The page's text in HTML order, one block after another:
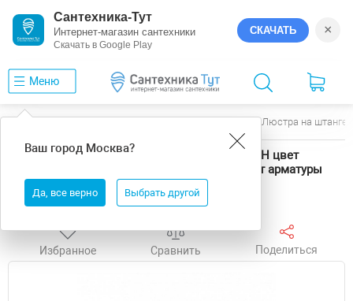
Сантехника-Тут
Интернет-магазин сантехники
Скачать в Google Play
СКАЧАТЬ ×
Меню
Ваш город Москва?
Да, все верно Выбрать другой
Люстра на штанге
Люстра на штанге Freya Course FR5136PL-04CH цвет
плафона/подвески Белый, Коричневый, цвет арматуры
Хром
Избранное Сравнить Поделиться